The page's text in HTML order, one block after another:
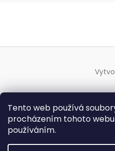
Tento web používá
procházením tohoto
používáním.
Copyright 2026 HODINKY-
vyhrazena.Upravit